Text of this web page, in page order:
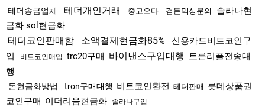
테더송금업체 테더개인거래 중고오다 검돈믹싱문의
솔라나현
금화 sol현금화
테더코인판매함 소액결제현금화85%
신용카드비트코인구
입
비트코인매입 trc20구매 바이낸스구입대행 트론리플전송대
행
돈현금화방법 tron구매대행 비트코인환전 테더판매 롯데상품권
코인구매 이더리움현금화
솔라나구입